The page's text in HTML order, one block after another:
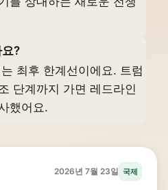
?
최후 한계선이에요. 트럼
단계까지 가면 레드라인
했어요.
2026년 7월 23일 국제